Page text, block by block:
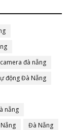
đà nẵng
động Đà Nẵng
nẵng
Đà Nẵng